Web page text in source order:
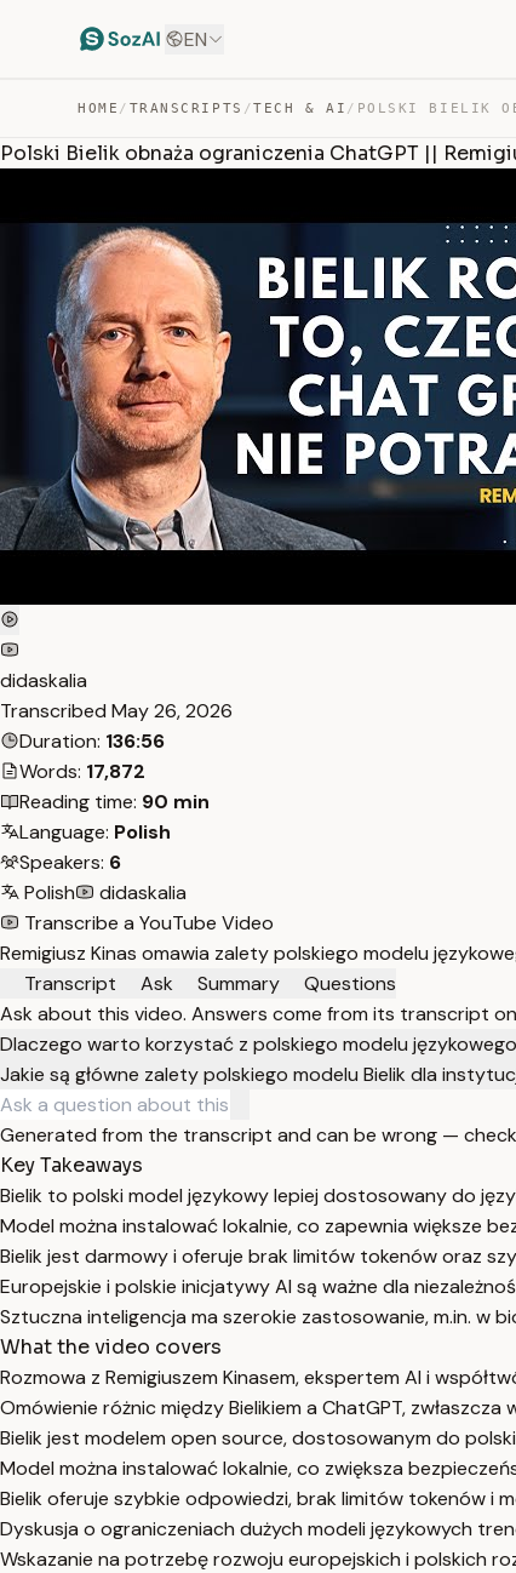
EN
HOME / TRANSCRIPTS /TECH & AI /
Polski Bielik obnaża ograniczenia ChatGPT ||
didaskalia
Transcribed May 26, 2026
Duration: 136:56
Words: 17,872
Reading time: 90 min
Language: Polish
Speakers: 6
Polish
didaskalia
Transcribe a YouTube Video
Remigiusz Kinas omawia zalety polskiego modelu
Transcript
Ask Summary
Questions
Ask about this video. Answers come from its transcript
Dlaczego warto korzystać z polskiego modelu
Jakie są główne zalety polskiego modelu Bielik dla
Generated from the transcript and can be wrong —
Key Takeaways
Bielik to polski model językowy lepiej dostosowany do
Model można instalować lokalnie, co zapewnia większe
Bielik jest darmowy i oferuje brak limitów tokenów oraz
Europejskie i polskie inicjatywy AI są ważne dla
Sztuczna inteligencja ma szerokie zastosowanie, m.in. w
What the video covers
Rozmowa z Remigiuszem Kinasem, ekspertem AI i
Omówienie różnic między Bielikiem a ChatGPT,
Bielik jest modelem open source, dostosowanym do
Model można instalować lokalnie, co zwiększa
Bielik oferuje szybkie odpowiedzi, brak limitów tokenów i
Dyskusja o ograniczeniach dużych modeli językowych
Wskazanie na potrzebę rozwoju europejskich i polskich